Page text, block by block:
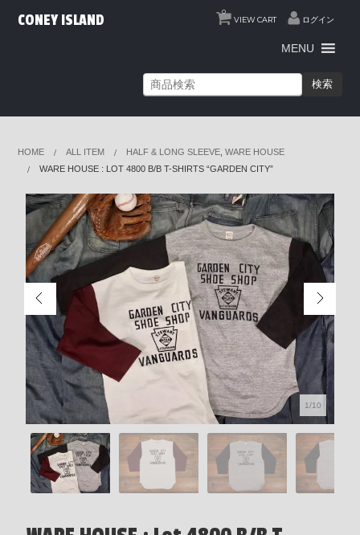
VIEW CART
0
ログイン
CONEY ISLAND
MENU
検索
HOME ALL ITEM HALF & LONG SLEEVE ,WARE HOUSE
WARE HOUSE : LOT 4800 B/B T-SHIRTS “GARDEN CITY”
1/10